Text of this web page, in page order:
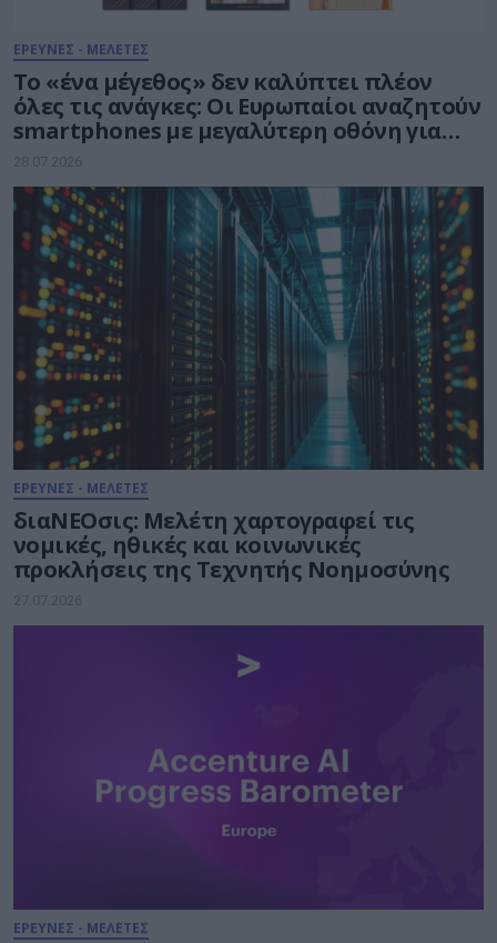
ΕΡΕΥΝΕΣ - ΜΕΛΕΤΕΣ
Το «ένα μέγεθος» δεν καλύπτει πλέον
όλες τις ανάγκες: Οι Ευρωπαίοι αναζητούν
smartphones με μεγαλύτερη οθόνη για
την ολοκλήρωση πολύπλοκων εργασιών
28.07.2026
ΕΡΕΥΝΕΣ - ΜΕΛΕΤΕΣ
διαΝΕΟσις: Μελέτη χαρτογραφεί τις
νομικές, ηθικές και κοινωνικές
προκλήσεις της Τεχνητής Νοημοσύνης
27.07.2026
ΕΡΕΥΝΕΣ - ΜΕΛΕΤΕΣ